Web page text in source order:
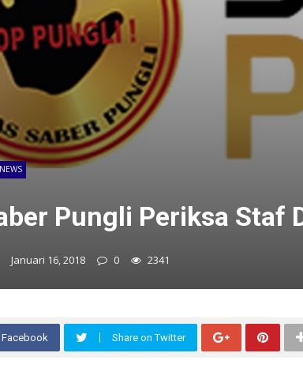
NEWS
Pungli Periksa Staf
Januari 16, 2018 0 2341
Facebook Share on Twitter